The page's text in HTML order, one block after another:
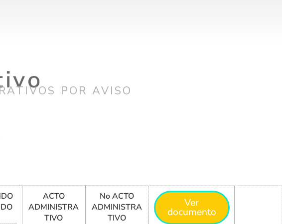
POR AVISO
ACTO
ADMINISTRA
TIVO
No ACTO
ADMINISTRA
TIVO
Ver
documento